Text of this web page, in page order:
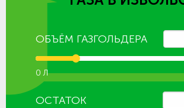
ОБЪЁМ ГАЗГОЛЬДЕРА
0 Л
ОСТАТОК